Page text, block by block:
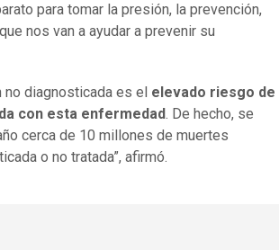
para tomar la presión, la prevención,
nos van a ayudar a prevenir su
no diagnosticada es el elevado riesgo de
con esta enfermedad. De hecho, se
cerca de 10 millones de muertes
o no tratada”, afirmó.